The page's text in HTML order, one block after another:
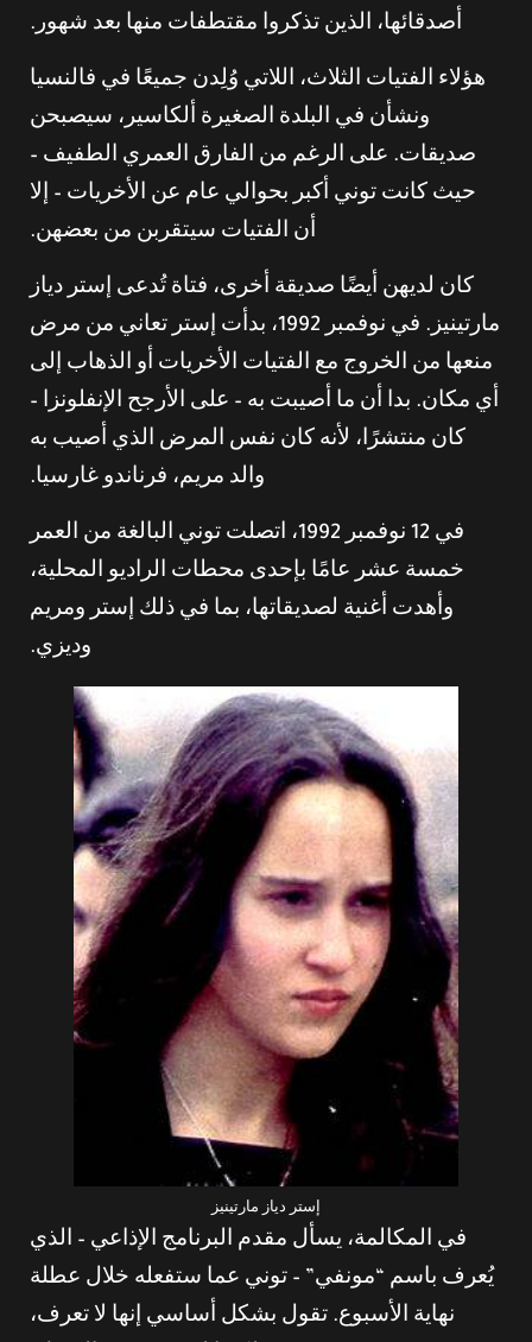
أصدقائها، الذين تذكروا مقتطفات منها بعد شهور.
هؤلاء الفتيات الثلاث، اللاتي وُلِدن جميعًا في فالنسيا
ونشأن في البلدة الصغيرة ألكاسير، سيصبحن
صديقات. على الرغم من الفارق العمري الطفيف –
حيث كانت توني أكبر بحوالي عام عن الأخريات – إلا
أن الفتيات سيتقربن من بعضهن.
كان لديهن أيضًا صديقة أخرى، فتاة تُدعى إستر دياز
مارتينيز. في نوفمبر 1992، بدأت إستر تعاني من مرض
منعها من الخروج مع الفتيات الأخريات أو الذهاب إلى
أي مكان. بدا أن ما أصيبت به – على الأرجح الإنفلونزا –
كان منتشرًا، لأنه كان نفس المرض الذي أصيب به
والد مريم، فرناندو غارسيا.
في 12 نوفمبر 1992، اتصلت توني البالغة من العمر
خمسة عشر عامًا بإحدى محطات الراديو المحلية،
وأهدت أغنية لصديقاتها، بما في ذلك إستر ومريم
وديزي.
إستر دياز مارتينيز
في المكالمة، يسأل مقدم البرنامج الإذاعي – الذي
يُعرف باسم “مونفي” – توني عما ستفعله خلال عطلة
نهاية الأسبوع. تقول بشكل أساسي إنها لا تعرف،